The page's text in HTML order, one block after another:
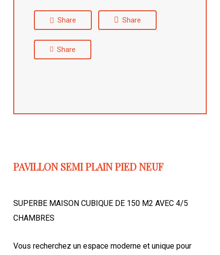
Share Share
Share
PAVILLON SEMI PLAIN PIED NEUF
SUPERBE MAISON CUBIQUE DE 150 M2 AVEC 4/5
CHAMBRES
Vous recherchez un espace moderne et unique pour